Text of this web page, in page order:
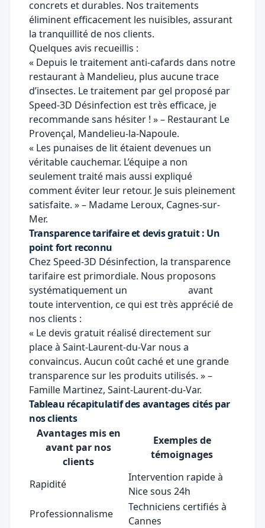
concrets et durables. Nos traitements
éliminent efficacement les nuisibles, assurant
la tranquillité de nos clients.
Quelques avis recueillis :
« Depuis le traitement anti-cafards dans notre
restaurant à Mandelieu, plus aucune trace
d’insectes. Le traitement par gel proposé par
Speed-3D Désinfection est très efficace, je
recommande sans hésiter ! » – Restaurant Le
Provençal, Mandelieu-la-Napoule.
« Les punaises de lit étaient devenues un
véritable cauchemar. L’équipe a non
seulement traité mais aussi expliqué
comment éviter leur retour. Je suis pleinement
satisfaite. » – Madame Leroux, Cagnes-sur-
Mer.
Transparence tarifaire et devis gratuit : Un
point fort reconnu
Chez Speed-3D Désinfection, la transparence
tarifaire est primordiale. Nous proposons
systématiquement un
avant
toute intervention, ce qui est très apprécié de
nos clients :
« Le devis gratuit réalisé directement sur
place à Saint-Laurent-du-Var nous a
convaincus. Aucun coût caché et une grande
transparence sur les produits utilisés. » –
Famille Martinez, Saint-Laurent-du-Var.
Tableau récapitulatif des avantages cités par
nos clients
Avantages mis en
avant par nos
clients
Exemples de
témoignages
Rapidité
Intervention rapide à
Nice sous 24h
Professionnalisme
Techniciens certifiés à
Cannes